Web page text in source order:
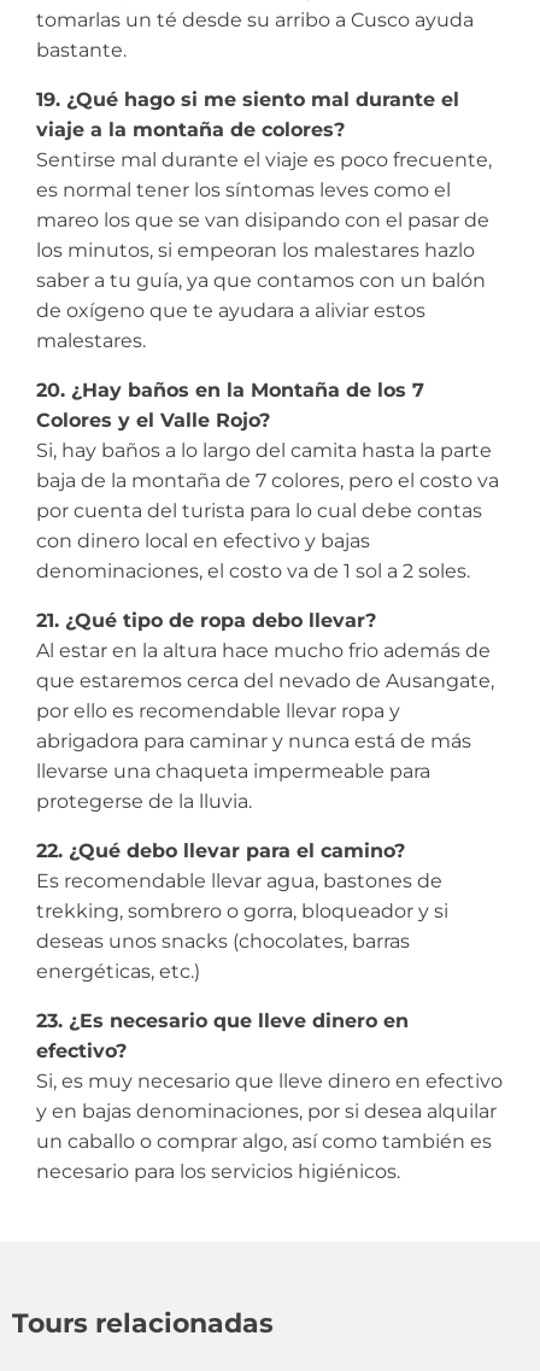
tomarlas un té desde su arribo a Cusco ayuda
bastante.
19. ¿Qué hago si me siento mal durante el
viaje a la montaña de colores?
Sentirse mal durante el viaje es poco frecuente,
es normal tener los síntomas leves como el
mareo los que se van disipando con el pasar de
los minutos, si empeoran los malestares hazlo
saber a tu guía, ya que contamos con un balón
de oxígeno que te ayudara a aliviar estos
malestares.
20. ¿Hay baños en la Montaña de los 7
Colores y el Valle Rojo?
Si, hay baños a lo largo del camita hasta la parte
baja de la montaña de 7 colores, pero el costo va
por cuenta del turista para lo cual debe contas
con dinero local en efectivo y bajas
denominaciones, el costo va de 1 sol a 2 soles.
21. ¿Qué tipo de ropa debo llevar?
Al estar en la altura hace mucho frio además de
que estaremos cerca del nevado de Ausangate,
por ello es recomendable llevar ropa y
abrigadora para caminar y nunca está de más
llevarse una chaqueta impermeable para
protegerse de la lluvia.
22. ¿Qué debo llevar para el camino?
Es recomendable llevar agua, bastones de
trekking, sombrero o gorra, bloqueador y si
deseas unos snacks (chocolates, barras
energéticas, etc.)
23. ¿Es necesario que lleve dinero en
efectivo?
Si, es muy necesario que lleve dinero en efectivo
y en bajas denominaciones, por si desea alquilar
un caballo o comprar algo, así como también es
necesario para los servicios higiénicos.
Tours relacionadas